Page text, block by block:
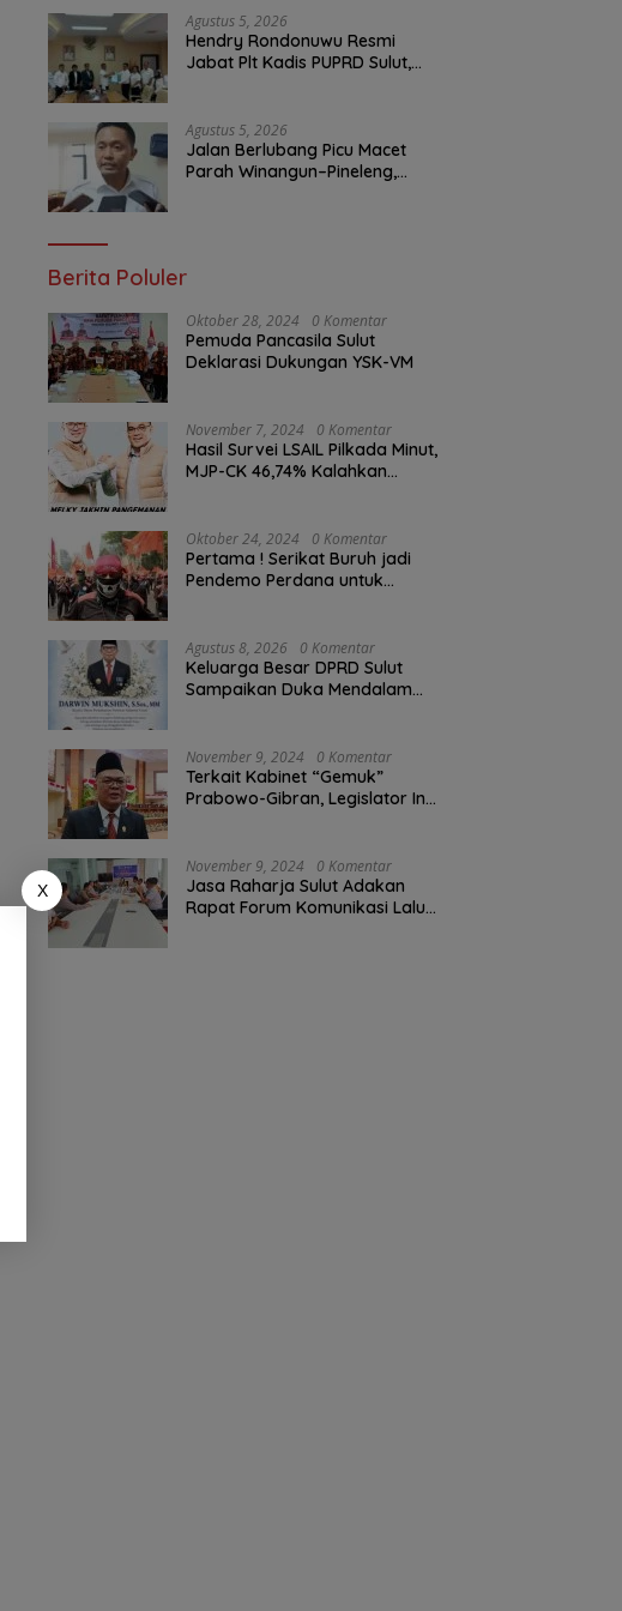
Agustus 5, 2026
Hendry Rondonuwu Resmi
Jabat Plt Kadis PUPRD Sulut,
Layanan Publik
Agustus 5, 2026
Jalan Berlubang Picu Macet
Parah Winangun–Pineleng,
Berita Poluler
Oktober 28, 2024 0 Komentar
Pemuda Pancasila Sulut
Deklarasi Dukungan YSK-VM
November 7, 2024 0 Komentar
Hasil Survei LSAIL Pilkada Minut,
MJP-CK 46,74% Kalahkan
Oktober 24, 2024 0 Komentar
Pertama ! Serikat Buruh jadi
Pendemo Perdana untuk
Agustus 8, 2026 0 Komentar
Keluarga Besar DPRD Sulut
Sampaikan Duka Mendalam
November 9, 2024 0 Komentar
Terkait Kabinet “Gemuk”
Prabowo-Gibran, Legislator Ini
November 9, 2024 0 Komentar
Jasa Raharja Sulut Adakan
Rapat Forum Komunikasi Lalu
X